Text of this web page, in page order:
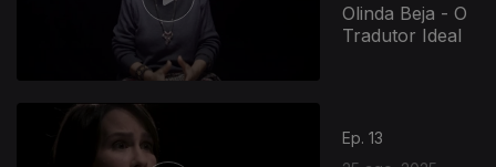
Olinda Beja - O
Tradutor Ideal
Ep. 13